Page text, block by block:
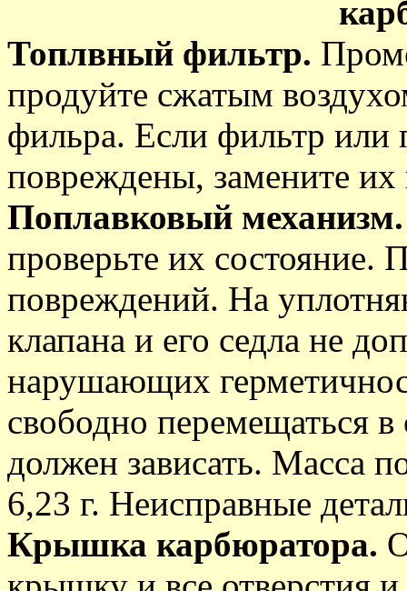
Топлвный фильтр.
продуйте сжатым
фильра. Если фильтр или
повреждены, замените
Поплавковый механизм.
проверьте их состояние.
повреждений. На
клапана и его седла не
нарушающих
свободно перемещаться
должен зависать. Масса
6,23 г. Неисправные
Крышка карбюратора.